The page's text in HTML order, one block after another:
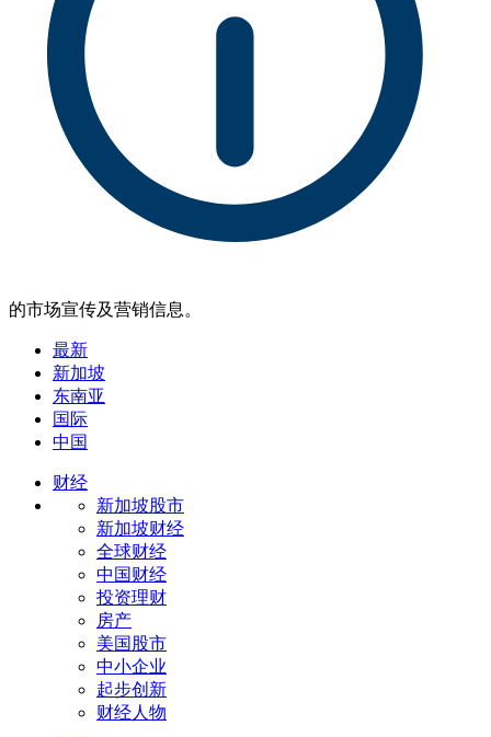
的市场宣传及营销信息。
最新
新加坡
东南亚
国际
中国
财经
新加坡股市
新加坡财经
全球财经
中国财经
投资理财
房产
美国股市
中小企业
起步创新
财经人物